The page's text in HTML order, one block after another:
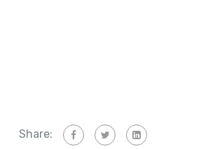
Share: